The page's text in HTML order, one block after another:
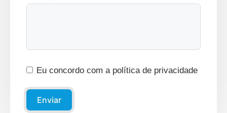
Eu concordo com a política de privacidade
Enviar